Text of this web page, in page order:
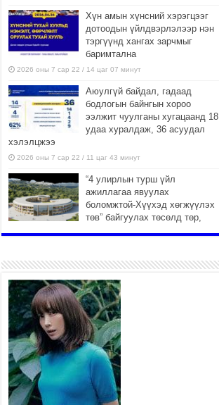
Хүн амын хүнсний хэрэгцээг
дотоодын үйлдвэрлэлээр нэн
тэргүүнд хангах зарчмыг
баримтална
2026 оны 7 сар 22 / 14 цаг 07 минут
Аюулгүй байдал, гадаад
бодлогын байнгын хороо
ээлжит чуулганы хугацаанд 18
удаа хуралдаж, 36 асуудал
хэлэлцжээ
2026 оны 7 сар 22 / 11 цаг 43 минут
“4 улирлын турш үйл
ажиллагаа явуулах
боломжтой-Хүүхэд хөгжүүлэх
төв” байгуулах төсөлд төр,
Б.Пүрэвдагва: “Урт цагаан”-ыг
залуучууд чөлөөт цагаа
өнгөрүүлдэг, жуулчид зорьж
ирдэг цэг болгоно
2026 оны 7 сар 21 / 16 цаг 47 минут
Тусгай замын автобус /BRT/
төслийн удирдах хорооны
ээлжит хуралдаан боллоо
2026 оны 7 сар 21 / 16 цаг 43 минут